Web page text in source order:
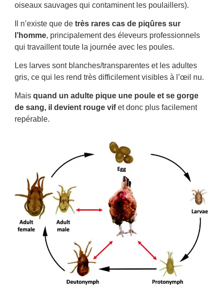
oiseaux sauvages qui contaminent les poulaillers).
Il n’existe que de très rares cas de piqûres sur
l’homme, principalement des éleveurs professionnels
qui travaillent toute la journée avec les poules.
Les larves sont blanches/transparentes et les adultes
gris, ce qui les rend très difficilement visibles à l’œil nu.
Mais quand un adulte pique une poule et se gorge
de sang, il devient rouge vifet donc plus facilement
repérable.